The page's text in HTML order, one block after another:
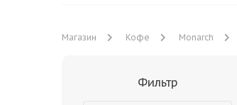
Магазин Кофе Monarch
Фильтр